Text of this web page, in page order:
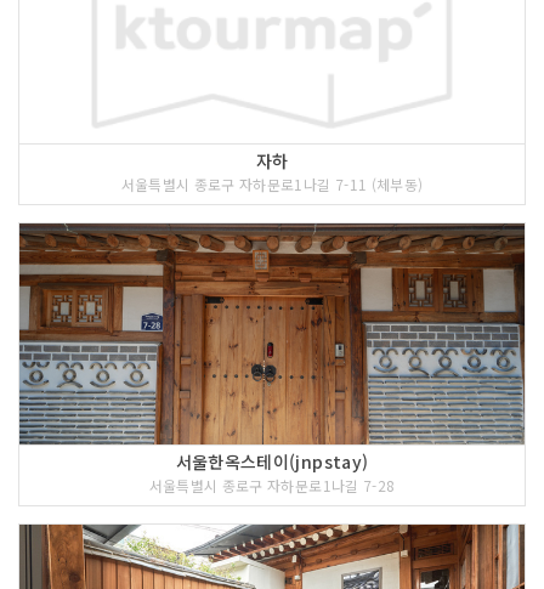
자하
서울특별시 종로구 자하문로1나길 7-11 (체부동)
서울한옥스테이(jnpstay)
서울특별시 종로구 자하문로1나길 7-28